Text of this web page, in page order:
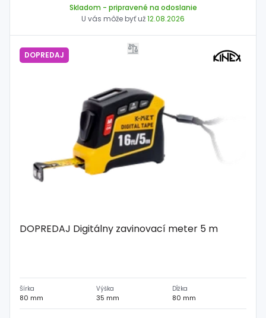
Skladom - pripravené na odoslanie
U vás môže byť už12.08.2026
DOPREDAJ
DOPREDAJ Digitálny zavinovací meter 5 m
Šírka
80 mm
Výška
35 mm
Dĺžka
80 mm